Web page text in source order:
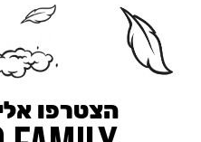
הצטרפו